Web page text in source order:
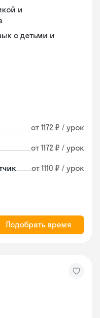
и
с детьми и
от 1172 ₽ / урок
от 1172 ₽ / урок
от 1110 ₽ / урок
Подобрать время